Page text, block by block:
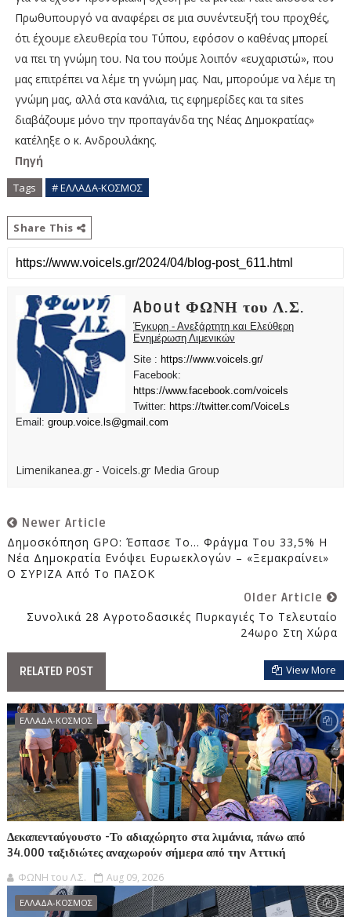
Πρωθυπουργό να αναφέρει σε μια συνέντευξή του προχθές,
ότι έχουμε ελευθερία του Τύπου, εφόσον ο καθένας μπορεί
να πει τη γνώμη του. Να του πούμε λοιπόν «ευχαριστώ», που
μας επιτρέπει να λέμε τη γνώμη μας. Ναι, μπορούμε να λέμε τη
γνώμη μας, αλλά στα κανάλια, τις εφημερίδες και τα sites
διαβάζουμε μόνο την προπαγάνδα της Νέας Δημοκρατίας»
κατέληξε ο κ. Ανδρουλάκης.
Πηγή
Tags # ΕΛΛΑΔΑ-ΚΟΣΜΟΣ
Share This
About ΦΩΝΗ του Λ.Σ.
Έγκυρη - Ανεξάρτητη και Ελεύθερη
Ενημέρωση Λιμενικών
Site : https://www.voicels.gr/
Facebook:
https://www.facebook.com/voicels
Twitter: https://twitter.com/VoiceLs
Email: group.voice.ls@gmail.com
Limenikanea.gr - Voicels.gr Media Group
Newer Article
Δημοσκόπηση GPO: Έσπασε Το… Φράγμα Του 33,5% Η
Νέα Δημοκρατία Ενόψει Ευρωεκλογών – «Ξεμακραίνει»
Ο ΣΥΡΙΖΑ Από Το ΠΑΣΟΚ
Older Article
Συνολικά 28 Αγροτοδασικές Πυρκαγιές Το Τελευταίο
24ωρο Στη Χώρα
RELATED POST View More
ΕΛΛΑΔΑ-ΚΟΣΜΟΣ
Δεκαπενταύγουστο -Το αδιαχώρητο στα λιμάνια, πάνω από
34.000 ταξιδιώτες αναχωρούν σήμερα από την Αττική
ΦΩΝΗ του Λ.Σ. Aug 09, 2026
ΕΛΛΑΔΑ-ΚΟΣΜΟΣ